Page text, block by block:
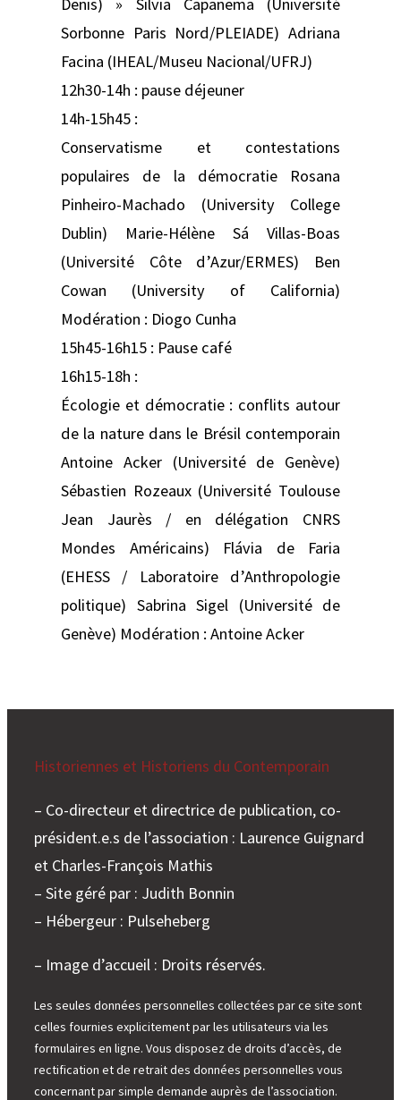
Sorbonne Paris Nord/PLEIADE) Adriana
Facina (IHEAL/Museu Nacional/UFRJ)
12h30-14h : pause déjeuner
14h-15h45 :
Conservatisme et contestations
populaires de la démocratie Rosana
Pinheiro-Machado (University College
Dublin) Marie-Hélène Sá Villas-Boas
(Université Côte d’Azur/ERMES) Ben
Cowan (University of California)
Modération : Diogo Cunha
15h45-16h15 : Pause café
16h15-18h :
Écologie et démocratie : conflits autour
de la nature dans le Brésil contemporain
Antoine Acker (Université de Genève)
Sébastien Rozeaux (Université Toulouse
Jean Jaurès / en délégation CNRS
Mondes Américains) Flávia de Faria
(EHESS / Laboratoire d’Anthropologie
politique) Sabrina Sigel (Université de
Genève) Modération : Antoine Acker
Historiennes et Historiens du Contemporain
– Co-directeur et directrice de publication, co-
président.e.s de l’association : Laurence Guignard
et Charles-François Mathis
– Site géré par : Judith Bonnin
– Hébergeur : Pulseheberg
– Image d’accueil : Droits réservés.
Les seules données personnelles collectées par ce site sont
celles fournies explicitement par les utilisateurs via les
formulaires en ligne. Vous disposez de droits d’accès, de
rectification et de retrait des données personnelles vous
concernant par simple demande auprès de l’association.